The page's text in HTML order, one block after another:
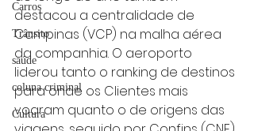
Carros
Trânsito
saúde
coluna criminal
Cultura
destacou a centralidade de
Campinas (VCP) na malha aérea
da companhia. O aeroporto
liderou tanto o ranking de destinos
para onde os Clientes mais
voaram quanto o de origens das